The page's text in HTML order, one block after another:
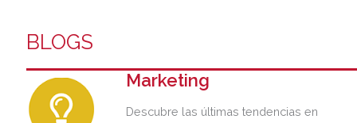
BLOGS
Marketing
Descubre las últimas tendencias en